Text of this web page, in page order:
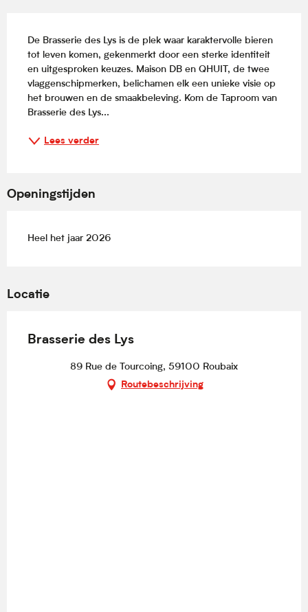
De Brasserie des Lys is de plek waar karaktervolle bieren
tot leven komen, gekenmerkt door een sterke identiteit
en uitgesproken keuzes. Maison DB en QHUIT, de twee
vlaggenschipmerken, belichamen elk een unieke visie op
het brouwen en de smaakbeleving. Kom de Taproom van
Brasserie des Lys...
Lees verder
Openingstijden
Heel het jaar 2026
Locatie
Brasserie des Lys
89 Rue de Tourcoing, 59100 Roubaix
Routebeschrijving